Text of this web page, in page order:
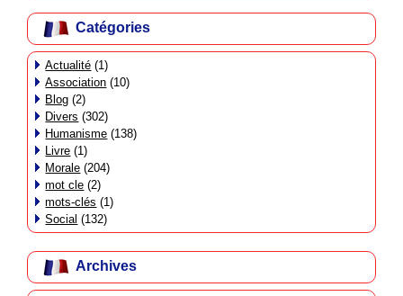
Catégories
Actualité (1)
Association (10)
Blog (2)
Divers (302)
Humanisme (138)
Livre (1)
Morale (204)
mot cle (2)
mots-clés (1)
Social (132)
Archives